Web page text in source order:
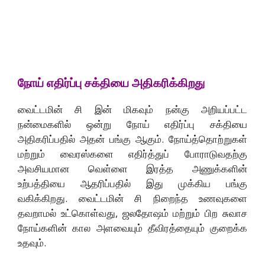
நோய் எதிர்ப்பு சக்தியை அதிகரிக்கிறது
வைட்டமின் சி இன் மிகவும் நன்கு அறியப்பட்ட
நன்மைகளில் ஒன்று நோய் எதிர்ப்பு சக்தியை
அதிகரிப்பதில் அதன் பங்கு ஆகும். நோய்த்தொற்றுகள்
மற்றும் வைரஸ்களை எதிர்த்துப் போராடுவதற்கு
அவசியமான வெள்ளை இரத்த அணுக்களின்
உற்பத்தியை ஆதரிப்பதில் இது முக்கிய பங்கு
வகிக்கிறது. வைட்டமின் சி நிறைந்த உணவுகளை
தவறாமல் உட்கொள்வது, ஜலதோஷம் மற்றும் பிற சுவாச
நோய்களின் கால அளவையும் தீவிரத்தையும் குறைக்க
உதவும்.